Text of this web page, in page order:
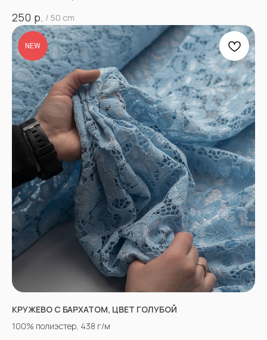
250 р. / 50 cm
NEW
КРУЖЕВО С БАРХАТОМ, ЦВЕТ ГОЛУБОЙ
100% полиэстер, 438 г/м